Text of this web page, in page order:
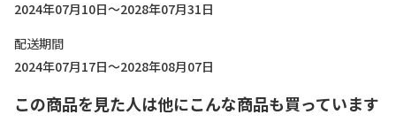
2024年07月10日～2028年07月31日
配送期間
2024年07月17日～2028年08月07日
この商品を見た人は他にこんな商品も買っています